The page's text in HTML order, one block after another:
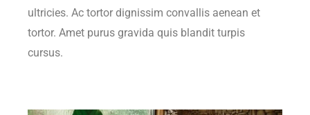
ultricies. Ac tortor dignissim convallis aenean et
tortor. Amet purus gravida quis blandit turpis
cursus.